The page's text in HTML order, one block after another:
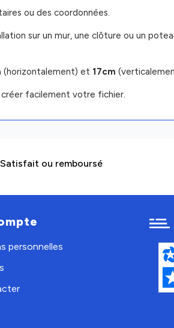
ou des coordonnées.
sur un mur, une clôture ou un
(horizontalement) et 17cm
facilement votre fichier.
Satisfait ou remboursé
personnelles